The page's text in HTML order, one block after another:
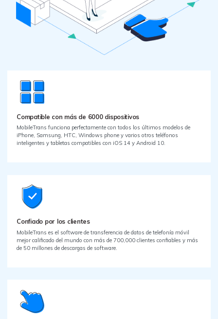
Compatible con más de 6000 dispositivos
MobileTrans funciona perfectamente con todos los últimos modelos de
iPhone, Samsung, HTC, Windows phone y varios otros teléfonos
inteligentes y tabletas compatibles con iOS 14 y Android 10.
Confiado por los clientes
MobileTrans es el software de transferencia de datos de telefonía móvil
mejor calificado del mundo con más de 700,000 clientes confiables y más
de 50 millones de descargas de software.